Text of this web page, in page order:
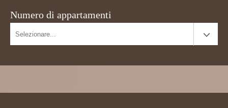
Numero di appartamenti